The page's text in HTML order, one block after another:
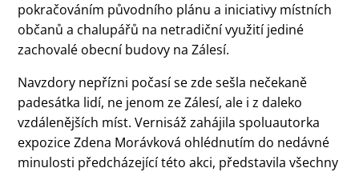
pokračováním původního plánu a iniciativy místních
občanů a chalupářů na netradiční využití jediné
zachovalé obecní budovy na Zálesí.
Navzdory nepřízni počasí se zde sešla nečekaně
padesátka lidí, ne jenom ze Zálesí, ale i z daleko
vzdálenějších míst. Vernisáž zahájila spoluautorka
expozice Zdena Morávková ohlédnutím do nedávné
minulosti předcházející této akci, představila všechny